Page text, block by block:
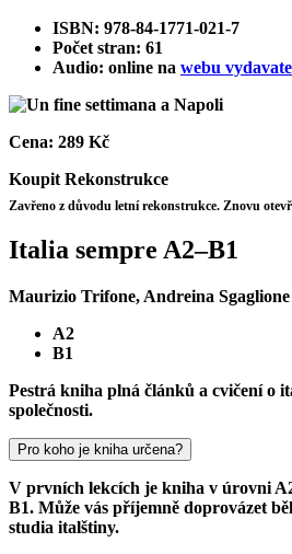
ISBN: 978-84-1771-021-7
Počet stran: 61
Audio: online na webu
Cena: 289 Kč
Koupit Rekonstrukce
Zavřeno z důvodu letní rekonstrukce. Znovu
Italia sempre A2–B1
Maurizio Trifone, Andreina Sgaglione
A2
B1
Pestrá kniha plná článků a cvičení o
společnosti.
Pro koho je kniha určena?
V prvních lekcích je kniha v úrovni
B1. Může vás příjemně doprovázet
studia italštiny.